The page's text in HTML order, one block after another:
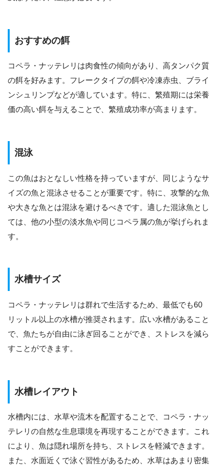
おすすめの餌
コペラ・ナッテレリは肉食性の傾向があり、高タンパク質
の餌を好みます。フレークタイプの餌や冷凍赤虫、ブライ
ンシュリンプなどが適しています。特に、繁殖期には栄養
価の高い餌を与えることで、繁殖成功率が高まります。
混泳
この魚はおとなしい性格を持っていますが、同じようなサ
イズの魚と混泳させることが重要です。特に、攻撃的な魚
や大きな魚とは混泳を避けるべきです。適した混泳魚とし
ては、他の小型の淡水魚や同じコペラ属の魚が挙げられま
す。
水槽サイズ
コペラ・ナッテレリは群れで生活するため、最低でも60
リットル以上の水槽が推奨されます。広い水槽があること
で、魚たちが自由に泳ぎ回ることができ、ストレスを減ら
すことができます。
水槽レイアウト
水槽内には、水草や流木を配置することで、コペラ・ナッ
テレリの自然な生息環境を再現することができます。これ
により、魚は隠れ場所を持ち、ストレスを軽減できます。
また、水面近くで泳ぐ習性があるため、水草はあまり密集